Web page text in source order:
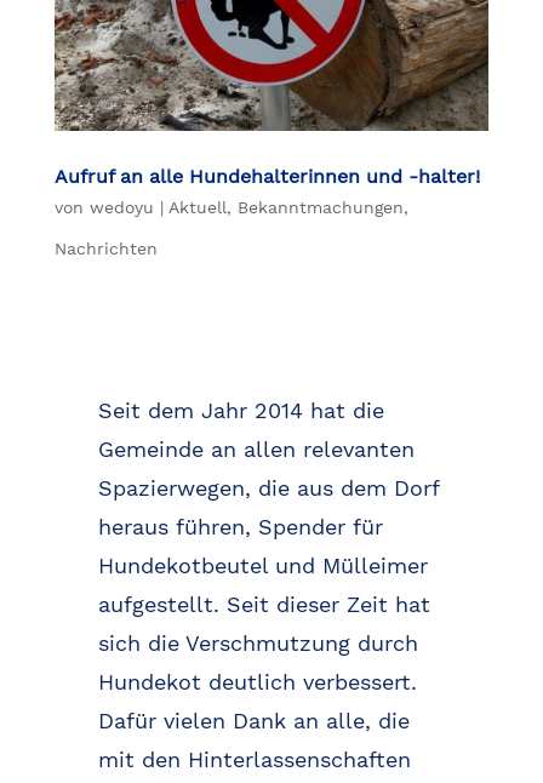
Aufruf an alle Hundehalterinnen und -halter!
von wedoyu | Aktuell, Bekanntmachungen,
Nachrichten
Seit dem Jahr 2014 hat die
Gemeinde an allen relevanten
Spazierwegen, die aus dem Dorf
heraus führen, Spender für
Hundekotbeutel und Mülleimer
aufgestellt. Seit dieser Zeit hat
sich die Verschmutzung durch
Hundekot deutlich verbessert.
Dafür vielen Dank an alle, die
mit den Hinterlassenschaften